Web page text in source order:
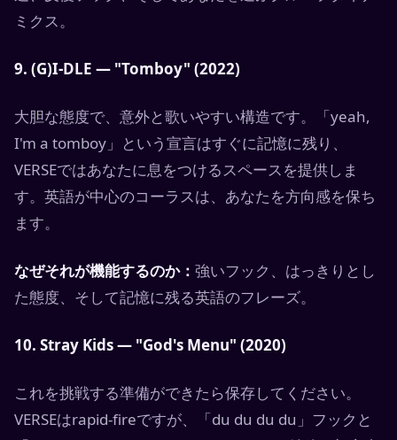
ミクス。
9. (G)I-DLE — "Tomboy" (2022)
大胆な態度で、意外と歌いやすい構造です。「yeah,
I'm a tomboy」という宣言はすぐに記憶に残り、
VERSEではあなたに息をつけるスペースを提供しま
す。英語が中心のコーラスは、あなたを方向感を保ち
ます。
なぜそれが機能するのか： 強いフック、はっきりとし
た態度、そして記憶に残る英語のフレーズ。
10. Stray Kids — "God's Menu" (2020)
これを挑戦する準備ができたら保存してください。
VERSEはrapid-fireですが、「du du du du」フックと